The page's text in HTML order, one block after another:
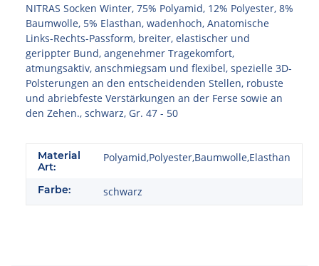
NITRAS Socken Winter, 75% Polyamid, 12% Polyester, 8%
Baumwolle, 5% Elasthan, wadenhoch, Anatomische
Links-Rechts-Passform, breiter, elastischer und
gerippter Bund, angenehmer Tragekomfort,
atmungsaktiv, anschmiegsam und flexibel, spezielle 3D-
Polsterungen an den entscheidenden Stellen, robuste
und abriebfeste Verstärkungen an der Ferse sowie an
den Zehen., schwarz, Gr. 47 - 50
Material
Art:
Polyamid,Polyester,Baumwolle,Elasthan
Farbe: schwarz